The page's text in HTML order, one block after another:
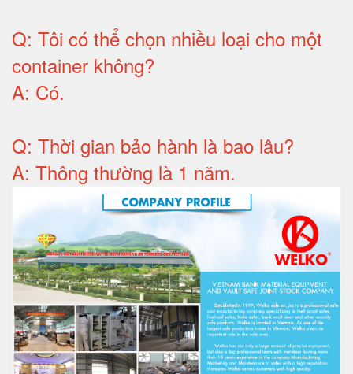
Q: Tôi có thể chọn nhiều loại cho một
container không?
A: Có.
Q: Thời gian bảo hành là bao lâu?
A: Thông thường là 1 năm.